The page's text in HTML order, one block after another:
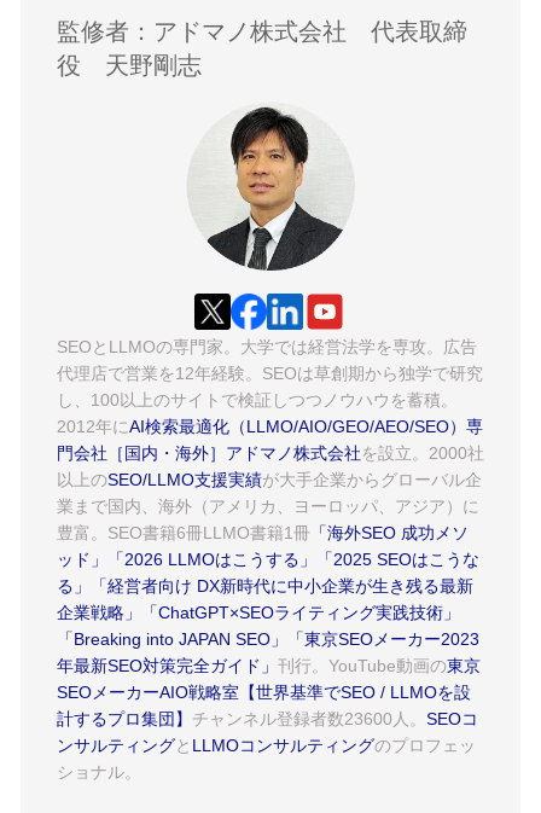
監修者：アドマノ株式会社 代表取締
役 天野剛志
SEOとLLMOの専門家。大学では経営法学を専攻。広告
代理店で営業を12年経験。SEOは草創期から独学で研究
し、100以上のサイトで検証しつつノウハウを蓄積。
2012年にAI検索最適化（LLMO/AIO/GEO/AEO/SEO）専
門会社［国内・海外］アドマノ株式会社を設立。2000社
以上のSEO/LLMO支援実績が大手企業からグローバル企
業まで国内、海外（アメリカ、ヨーロッパ、アジア）に
豊富。SEO書籍6冊LLMO書籍1冊 「海外SEO 成功メソ
ッド」
「2026 LLMOはこうする」
「2025 SEOはこうな
る」
「経営者向け DX新時代に中小企業が生き残る最新
企業戦略」
「ChatGPT×SEOライティング実践技術」
「Breaking into JAPAN SEO」
「東京SEOメーカー2023
年最新SEO対策完全ガイド」 刊行。YouTube動画の東京
SEOメーカーAIO戦略室【世界基準でSEO / LLMOを設
計するプロ集団】 チャンネル登録者数23600人。 SEOコ
ンサルティングと LLMOコンサルティングのプロフェッ
ショナル。